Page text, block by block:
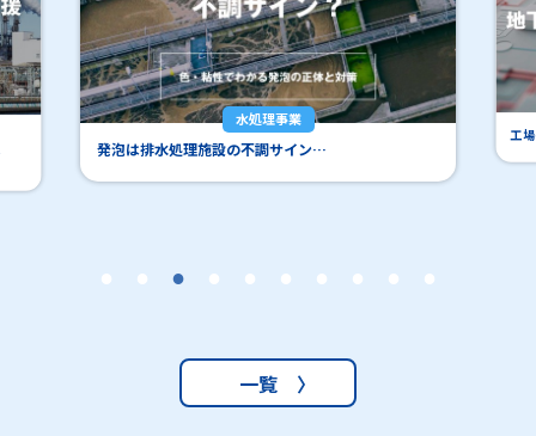
水処理事業
発泡は排水処理施設の不調サイン…
工
一覧 〉